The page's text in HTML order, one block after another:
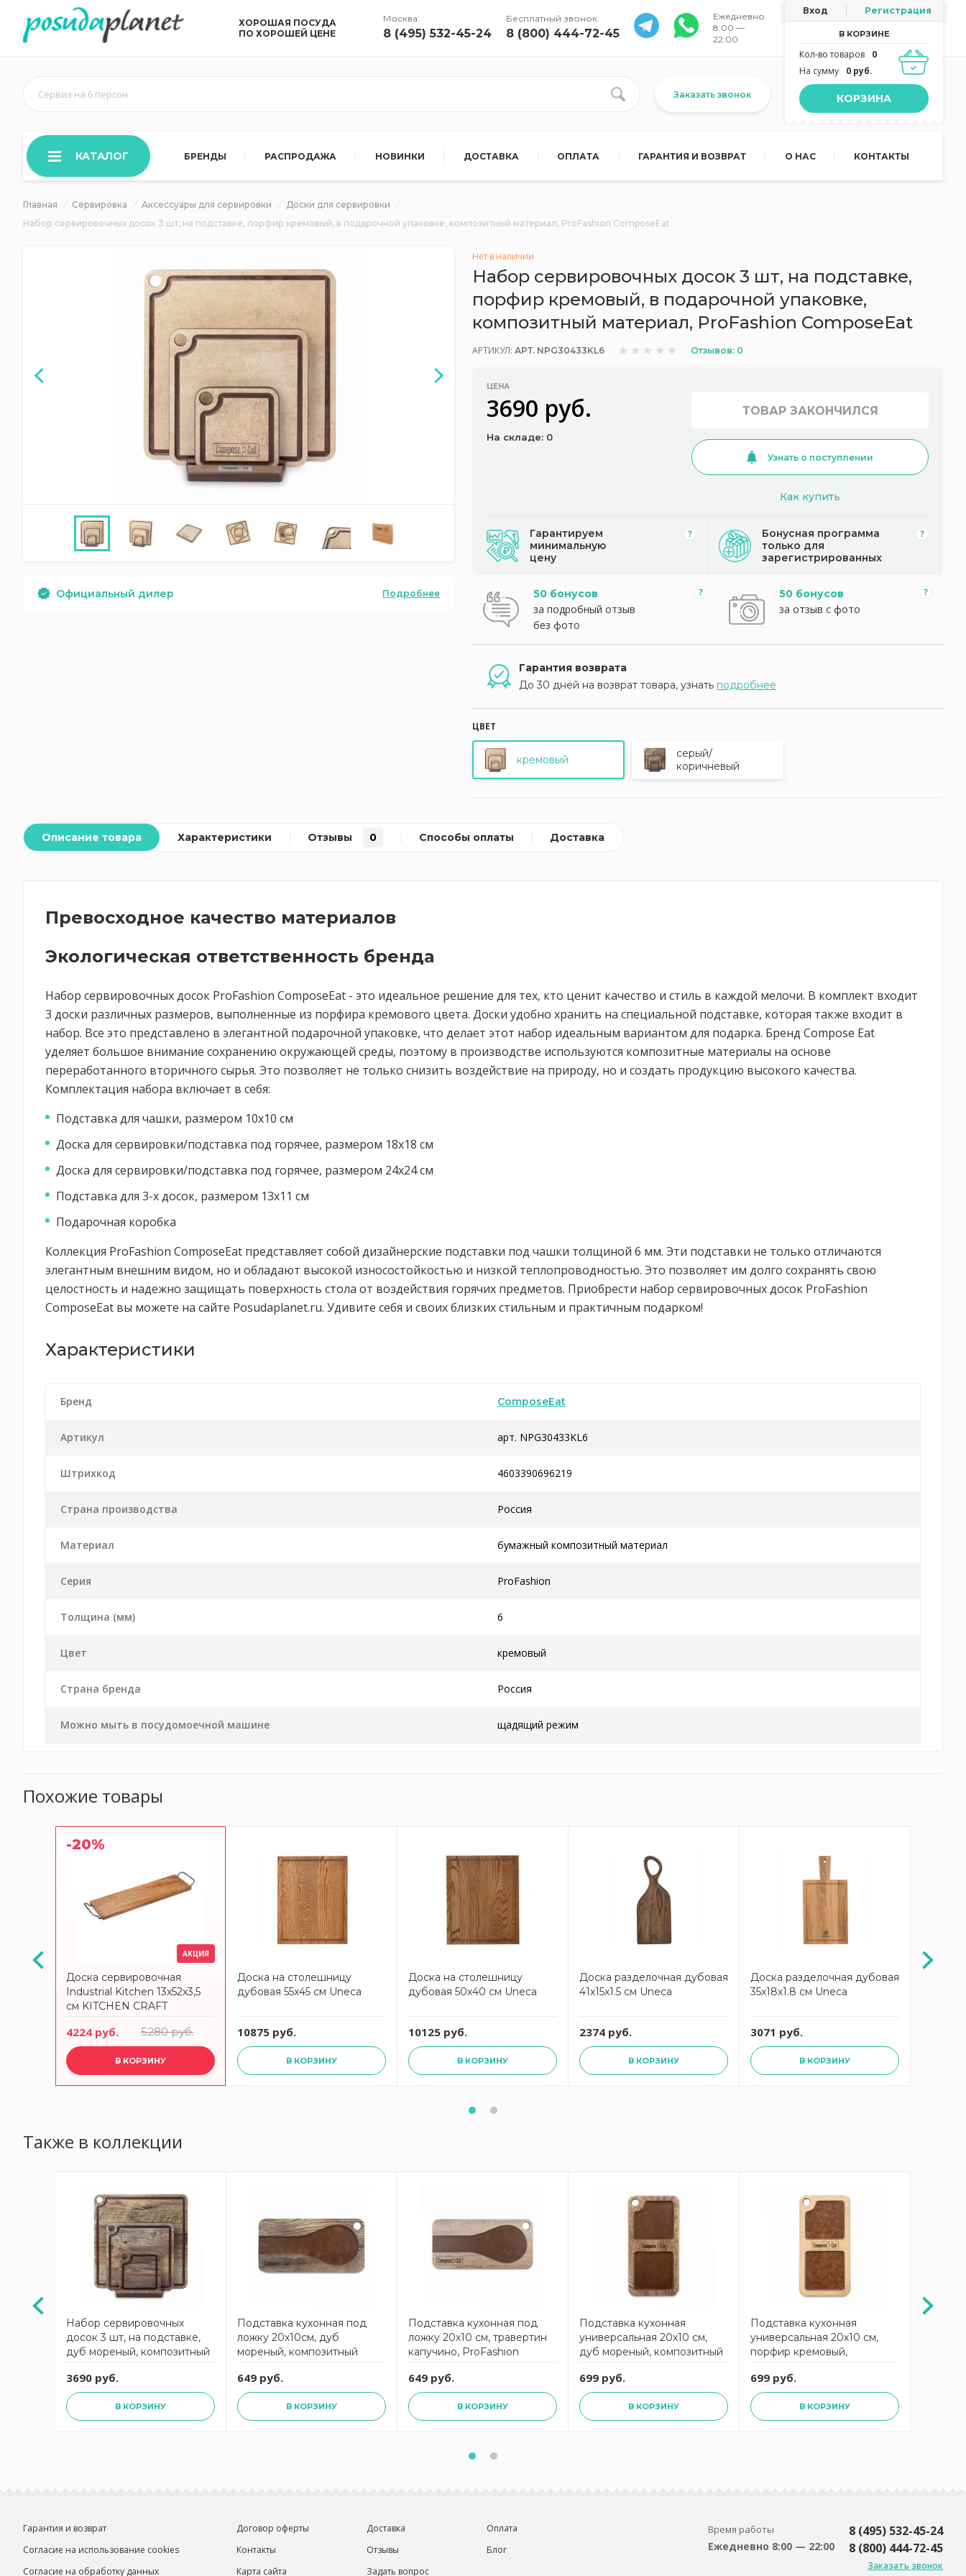
ХОРОШАЯ ПОСУДА
ПО ХОРОШЕЙ ЦЕНЕ
Москва:
8 (495) 532-45-24
Бесплатный звонок:
8 (800) 444-72-45
Ежедневно
8:00 —
22:00
Вход Регистрация
В КОРЗИНЕ
Кол-во товаров
0
На сумму
0 руб.
КОРЗИНА
Сервиз на 6 персон Заказать звонок
КАТАЛОГ БРЕНДЫ РАСПРОДАЖА НОВИНКИ ДОСТАВКА ОПЛАТА ГАРАНТИЯ И ВОЗВРАТ О НАС КОНТАКТЫ
Главная Сервировка Аксессуары для сервировки
Доски для сервировки
Набор сервировочных досок 3 шт, на подставке, порфир кремовый, в подарочной упаковке, композитный материал, ProFashion ComposeEat
Официальный дилер Подробнее
Нет в наличии
Набор сервировочных досок 3 шт, на подставке,
порфир кремовый, в подарочной упаковке,
композитный материал, ProFashion ComposeEat
АРТИКУЛ: АРТ. NPG30433KL6 Отзывов: 0
ЦЕНА
3690 руб.
На складе: 0
ТОВАР ЗАКОНЧИЛСЯ
Узнать о поступлении
Как купить
Гарантируем
минимальную
цену
Бонусная программа
только для
зарегистрированных
50 бонусов
за подробный отзыв
без фото
50 бонусов
за отзыв с фото
Гарантия возврата
До 30 дней на возврат товара, узнать подробнее
ЦВЕТ
кремовый
серый/
коричневый
Описание товара Характеристики Отзывы 0 Способы оплаты Доставка
Превосходное качество материалов
Экологическая ответственность бренда
Набор сервировочных досок ProFashion ComposeEat - это идеальное решение для тех, кто ценит качество и стиль в каждой мелочи. В комплект входит
3 доски различных размеров, выполненные из порфира кремового цвета. Доски удобно хранить на специальной подставке, которая также входит в
набор. Все это представлено в элегантной подарочной упаковке, что делает этот набор идеальным вариантом для подарка. Бренд Compose Eat
уделяет большое внимание сохранению окружающей среды, поэтому в производстве используются композитные материалы на основе
переработанного вторичного сырья. Это позволяет не только снизить воздействие на природу, но и создать продукцию высокого качества.
Комплектация набора включает в себя:
Подставка для чашки, размером 10х10 см
Доска для сервировки/подставка под горячее, размером 18х18 см
Доска для сервировки/подставка под горячее, размером 24х24 см
Подставка для 3-х досок, размером 13х11 см
Подарочная коробка
Коллекция ProFashion ComposeEat представляет собой дизайнерские подставки под чашки толщиной 6 мм. Эти подставки не только отличаются
элегантным внешним видом, но и обладают высокой износостойкостью и низкой теплопроводностью. Это позволяет им долго сохранять свою
целостность и надежно защищать поверхность стола от воздействия горячих предметов. Приобрести набор сервировочных досок ProFashion
ComposeEat вы можете на сайте Posudaplanet.ru. Удивите себя и своих близких стильным и практичным подарком!
Характеристики
Бренд ComposeEat
Артикул арт. NPG30433KL6
Штрихкод 4603390696219
Страна производства Россия
Материал бумажный композитный материал
Серия ProFashion
Толщина (мм) 6
Цвет кремовый
Страна бренда Россия
Можно мыть в посудомоечной машине щадящий режим
Похожие товары
-20%
АКЦИЯ
Доска сервировочная
Industrial Kitchen 13x52x3,5
см KITCHEN CRAFT
4224 руб. 5280 руб.
В КОРЗИНУ
Доска на столешницу
дубовая 55х45 см Uneca
10875 руб.
В КОРЗИНУ
Доска на столешницу
дубовая 50х40 см Uneca
10125 руб.
В КОРЗИНУ
Доска разделочная дубовая
41х15х1.5 см Uneca
2374 руб.
В КОРЗИНУ
Доска разделочная дубовая
35х18х1.8 см Uneca
3071 руб.
В КОРЗИНУ
Также в коллекции
Набор сервировочных
досок 3 шт, на подставке,
дуб мореный, композитный
ComposeEat
3690 руб.
В КОРЗИНУ
Подставка кухонная под
ложку 20х10см, дуб
мореный, композитный
ComposeEat
649 руб.
В КОРЗИНУ
Подставка кухонная под
ложку 20х10 см, травертин
капучино, ProFashion
649 руб.
В КОРЗИНУ
Подставка кухонная
универсальная 20х10 см,
дуб мореный, композитный
ComposeEat
699 руб.
В КОРЗИНУ
Подставка кухонная
универсальная 20х10 см,
порфир кремовый,
ProFashion ComposeEat
699 руб.
В КОРЗИНУ
Гарантия и возврат
Согласие на использование cookies
Согласие на обработку данных
Договор оферты
Контакты
Карта сайта
Доставка
Отзывы
Задать вопрос
Оплата
Блог
Время работы
Ежедневно 8:00 — 22:00
8 (495) 532-45-24
8 (800) 444-72-45
Заказать звонок